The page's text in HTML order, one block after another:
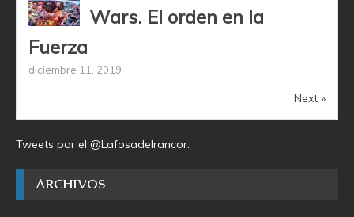
Wars. El orden en la
Fuerza
diciembre 11, 2019
Next »
Tweets por el @Lafosadelrancor.
ARCHIVOS